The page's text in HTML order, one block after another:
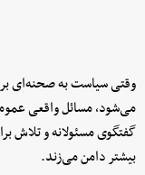
وقتی سیاست به صحنه‌ای
می‌شود، مسائل واقعی
گفتگوی مسئولانه و تلاش
بیشتر دامن می‌زند.